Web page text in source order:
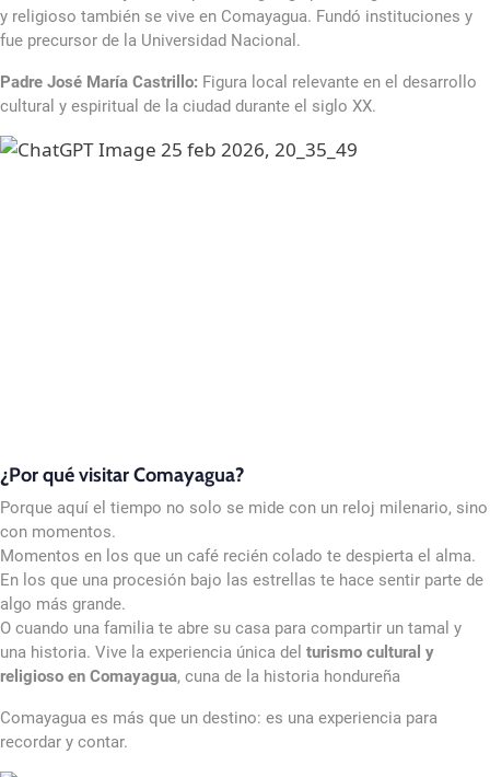
y religioso también se vive en Comayagua. Fundó instituciones y
fue precursor de la Universidad Nacional.
Padre José María Castrillo: Figura local relevante en el desarrollo
cultural y espiritual de la ciudad durante el siglo XX.
¿Por qué visitar Comayagua?
Porque aquí el tiempo no solo se mide con un reloj milenario, sino
con momentos.
Momentos en los que un café recién colado te despierta el alma.
En los que una procesión bajo las estrellas te hace sentir parte de
algo más grande.
O cuando una familia te abre su casa para compartir un tamal y
una historia. Vive la experiencia única del turismo cultural y
religioso en Comayagua, cuna de la historia hondureña
Comayagua es más que un destino: es una experiencia para
recordar y contar.